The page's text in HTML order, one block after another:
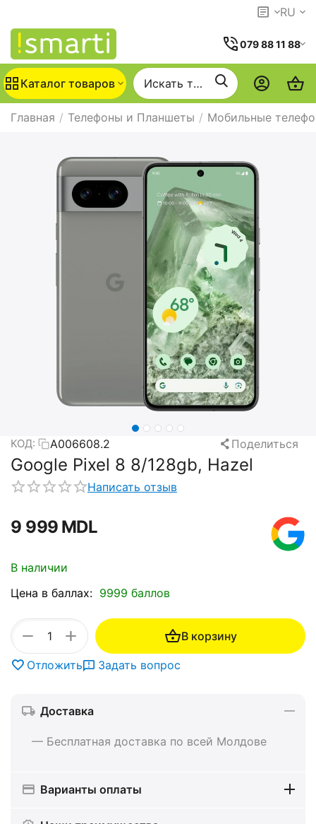
RU
079 88 11 88
Каталог товаров
Главная / Телефоны и Планшеты / Мобильные
КОД: A006608.2 Поделиться
Google Pixel 8 8/128gb, Hazel
Написать отзыв
9 999 MDL
В наличии
Цена в баллах: 9999 баллов
+
− В корзину
Отложить Задать вопрос
Доставка
— Бесплатная доставка по всей Молдове
Варианты оплаты